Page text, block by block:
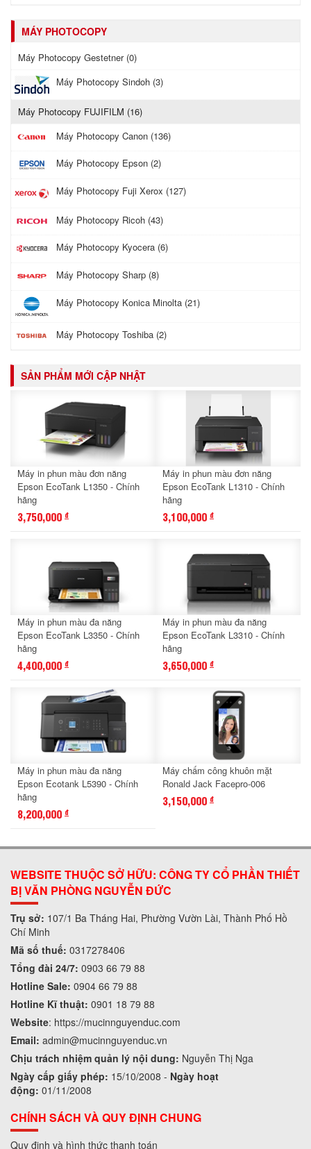
MÁY PHOTOCOPY
Máy Photocopy Gestetner (0)
Máy Photocopy Sindoh (3)
Máy Photocopy FUJIFILM (16)
Máy Photocopy Canon (136)
Máy Photocopy Epson (2)
Máy Photocopy Fuji Xerox (127)
Máy Photocopy Ricoh (43)
Máy Photocopy Kyocera (6)
Máy Photocopy Sharp (8)
Máy Photocopy Konica Minolta (21)
Máy Photocopy Toshiba (2)
SẢN PHẨM MỚI CẬP NHẬT
Máy in phun màu đơn năng
Epson EcoTank L1350 - Chính
hãng
3,750,000 đ
Máy in phun màu đơn năng
Epson EcoTank L1310 - Chính
hãng
3,100,000 đ
Máy in phun màu đa năng
Epson EcoTank L3350 - Chính
hãng
4,400,000 đ
Máy in phun màu đa năng
Epson EcoTank L3310 - Chính
hãng
3,650,000 đ
Máy in phun màu đa năng
Epson Ecotank L5390 - Chính
hãng
8,200,000 đ
Máy chấm công khuôn mặt
Ronald Jack Facepro-006
3,150,000 đ
WEBSITE THUỘC SỞ HỮU: CÔNG TY CỔ PHẦN THIẾT
BỊ VĂN PHÒNG NGUYỄN ĐỨC
Trụ sở: 107/1 Ba Tháng Hai, Phường Vườn Lài, Thành Phố Hồ
Chí Minh
Mã số thuế: 0317278406
Tổng đài 24/7: 0903 66 79 88
Hotline Sale: 0904 66 79 88
Hotline Kĩ thuật: 0901 18 79 88
Website: https://mucinnguyenduc.com
Email: admin@mucinnguyenduc.vn
Chịu trách nhiệm quản lý nội dung: Nguyễn Thị Nga
Ngày cấp giấy phép: 15/10/2008 - Ngày hoạt
động: 01/11/2008
CHÍNH SÁCH VÀ QUY ĐỊNH CHUNG
Quy định và hình thức thanh toán